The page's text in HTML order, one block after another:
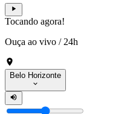
Tocando agora!
Ouça ao vivo / 24h
Belo Horizonte